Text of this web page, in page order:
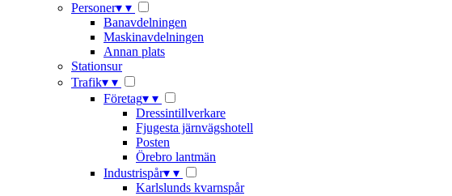
Personer▾ ▾
Banavdelningen
Maskinavdelningen
Annan plats
Stationsur
Trafik▾ ▾
Företag▾ ▾
Dressintillverkare
Fjugesta järnvägshotell
Posten
Örebro lantmän
Industrispår▾ ▾
Karlslunds kvarnspår